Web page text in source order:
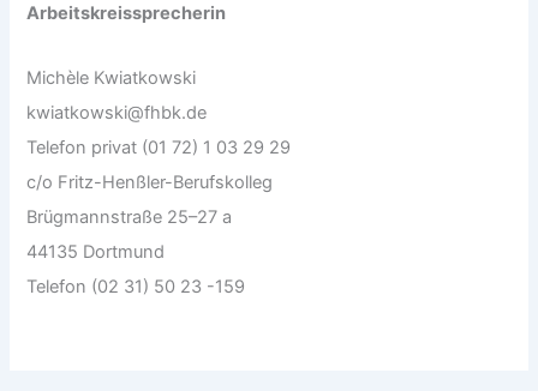
Arbeitskreissprecherin
Michèle Kwiatkowski
kwiatkowski@fhbk.de
Telefon privat (01 72) 1 03 29 29
c/o Fritz-Henßler-Berufskolleg
Brügmannstraße 25–27 a
44135 Dortmund
Telefon (02 31) 50 23 -159